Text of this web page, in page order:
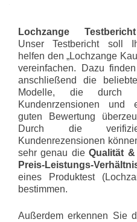
Lochzange Testbericht
Unser Testbericht soll
helfen den „Lochzange
vereinfachen. Dazu
anschließend die
Modelle, die durch
Kundenrzensionen und
guten Bewertung
Durch die
Kundenrezensionen
sehr genau dieQualität
Preis-Leis­tungs-
eines Produktest
bestimmen.
Außerdem erkennen Sie